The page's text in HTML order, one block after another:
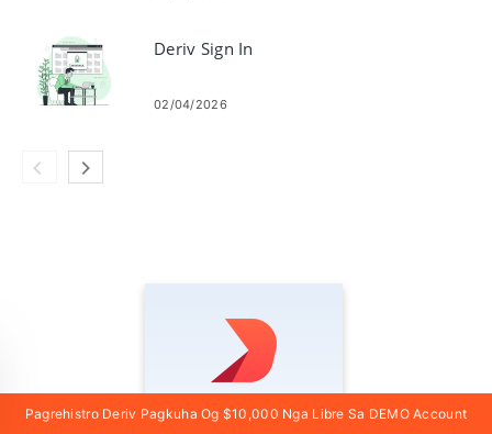
Deriv Sign In
02/04/2026
Pagrehistro Deriv Pagkuha Og $10,000 Nga Libre Sa DEMO Account